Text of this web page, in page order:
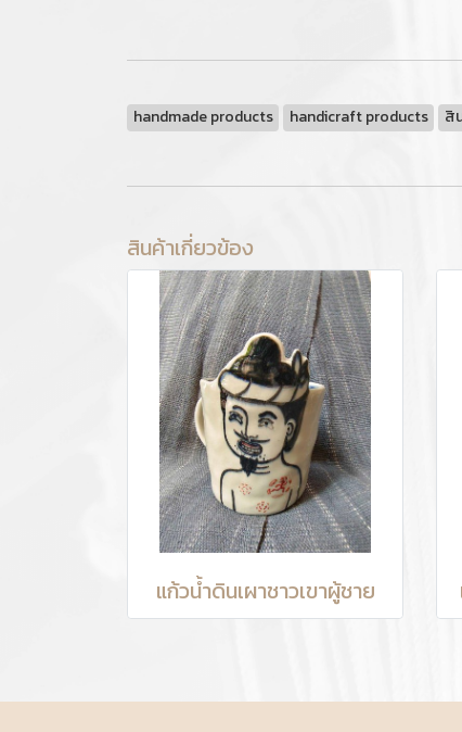
handmade products handicraft products สิ
สินค้าเกี่ยวข้อง
แก้วน้ำดินเผาชาวเขาผู้ชาย